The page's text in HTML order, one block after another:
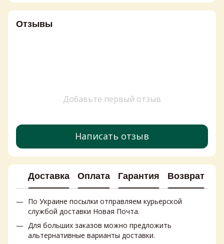
Сыр бри цена Киев
Крем чиз цена
Маршмеллоу купить
Стоимость памперсов
Моцарелла Киев
Товары из Европы купить в Украине
Отзывы
Добавьте первый отзыв
Написать отзыв
Доставка Оплата Гарантия Возврат
По Украине посылки отправляем курьерской
службой доставки Новая Почта.
Для больших заказов можно предложить
альтернативные варианты доставки.